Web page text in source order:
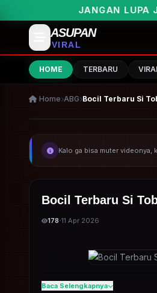
LUPA JOIN CHANEL
ASUPAN
VIRAL
HOME TERBARU
Home ABG Bocil Terbaru Si
Kalo ga bisa muter videonya,
Bocil Terbaru Si
178·11 Apr 2026
Hadirkan keseruan bioskop
Baca Selengkapnya